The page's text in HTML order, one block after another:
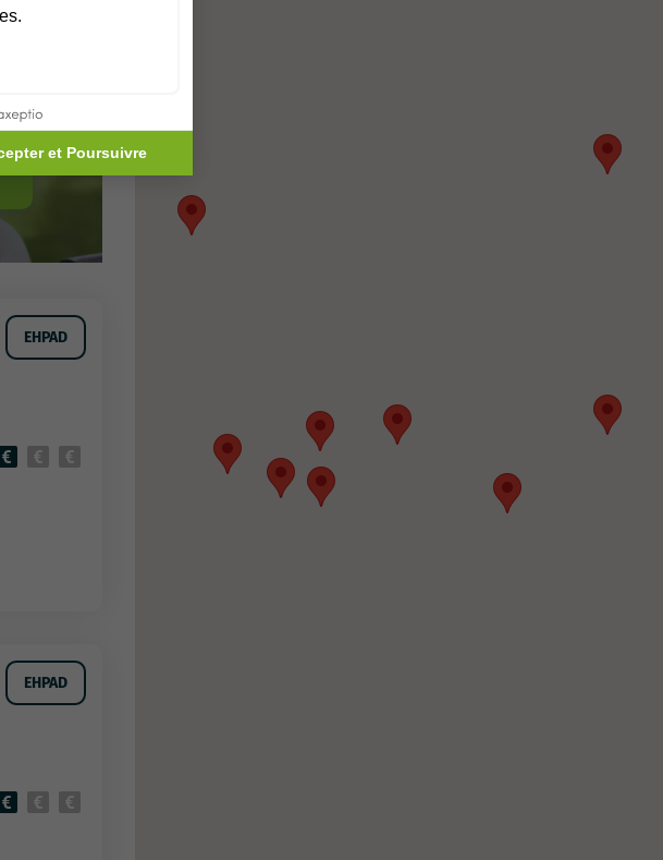
EHPAD
EHPAD